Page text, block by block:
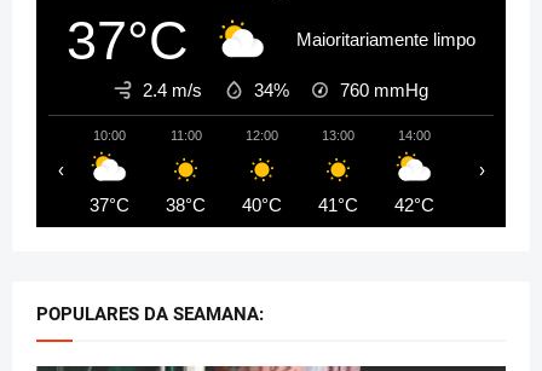
37°C Maioritariamente limpo
2.4 m/s 34% 760 mmHg
10:00
37°C
11:00
38°C
12:00
40°C
13:00
41°C
14:00
42°C
‹ ›
POPULARES DA SEAMANA: